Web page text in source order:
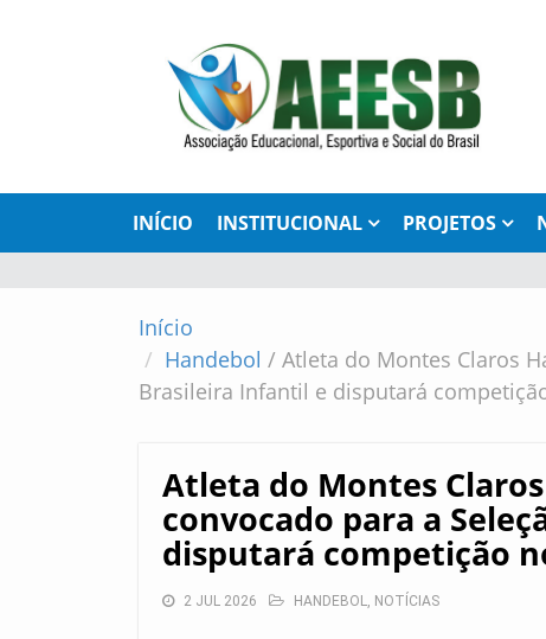
INÍCIO INSTITUCIONAL PROJETOS
Início
Handebol / Atleta do Montes Claros
Brasileira Infantil e disputará
Atleta do Montes
convocado para a
disputará competição
2 JUL 2026 HANDEBOL, NOTÍCIAS